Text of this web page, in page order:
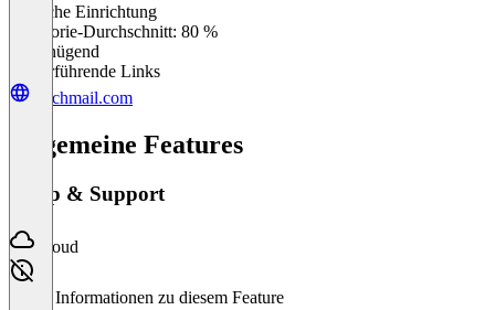
Einfache Einrichtung
Kategorie-Durchschnitt: 80 %
Ungenügend
Weiterführende Links
reachmail.com
Allgemeine Features
Setup & Support
Cloud
Keine Informationen zu diesem Feature